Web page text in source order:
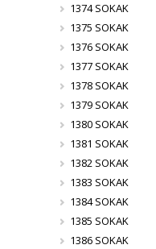
1374 SOKAK
1375 SOKAK
1376 SOKAK
1377 SOKAK
1378 SOKAK
1379 SOKAK
1380 SOKAK
1381 SOKAK
1382 SOKAK
1383 SOKAK
1384 SOKAK
1385 SOKAK
1386 SOKAK